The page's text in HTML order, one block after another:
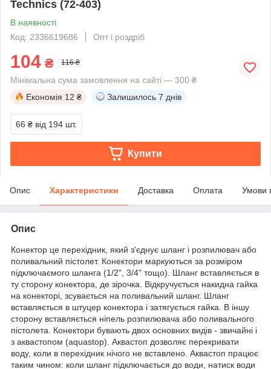
Technics (72-403)
В наявності
Код: 2336619686
Опт і роздріб
104 ₴ 116 ₴
Мінімальна сума замовлення на сайті — 300 ₴
Економія 12 ₴ Залишилось 7 днів
66 ₴ від 194 шт.
Купити
Опис Характеристики Доставка Оплата Умови
Опис
Конектор це перехідник, який з'єднує шланг і розпилювач або
поливальний пістолет. Конектори маркуються за розміром
підключаємого шланга (1/2", 3/4" тощо). Шланг вставляється в
ту сторону конектора, де зірочка. Відкручується накидна гайка
на конекторі, зсувається на поливальний шланг. Шланг
вставляється в штуцер конектора і затягується гайка. В іншу
сторону вставляється ніпель розпилювача або поливального
пістолета. Конектори бувають двох основних видів - звичайні і
з аквастопом (aquastop). Аквастоп дозволяє перекривати
воду, коли в перехідник нічого не вставлено. Аквастоп працює
таким чином: коли шланг підключається до води, натиск води